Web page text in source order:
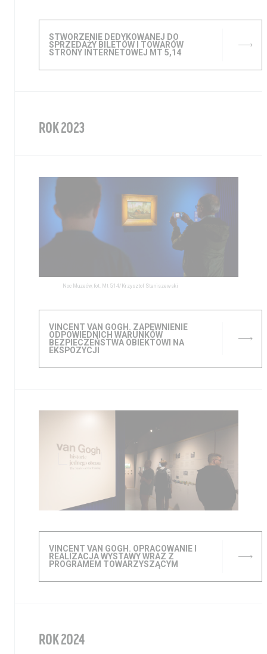
Wystawy / Wydarzenia
Kolekcja im. Jana
Pawła II
STWORZENIE DEDYKOWANEJ DO
SPRZEDAŻY BILETÓW I TOWARÓW
STRONY INTERNETOWEJ MT 5,14
ROK 2023
Noc Muzeów, fot. Mt 5,14/Krzysztof Staniszewski
VINCENT VAN GOGH. ZAPEWNIENIE
ODPOWIEDNICH WARUNKÓW
BEZPIECZEŃSTWA OBIEKTOWI NA
EKSPOZYCJI
VINCENT VAN GOGH. OPRACOWANIE I
REALIZACJA WYSTAWY WRAZ Z
PROGRAMEM TOWARZYSZĄCYM
ROK 2024